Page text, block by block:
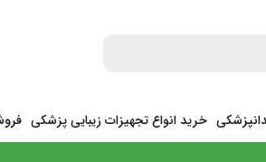
خرید انواع تجهیزات زیبایی پزشکی